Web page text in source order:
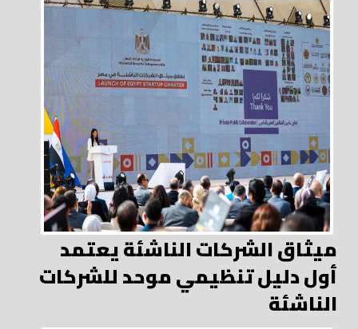
ميثاق الشركات الناشئة يعتمد
أول دليل تنظيمي موحد للشركات
الناشئة